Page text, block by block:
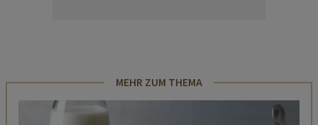
MEHR ZUM THEMA